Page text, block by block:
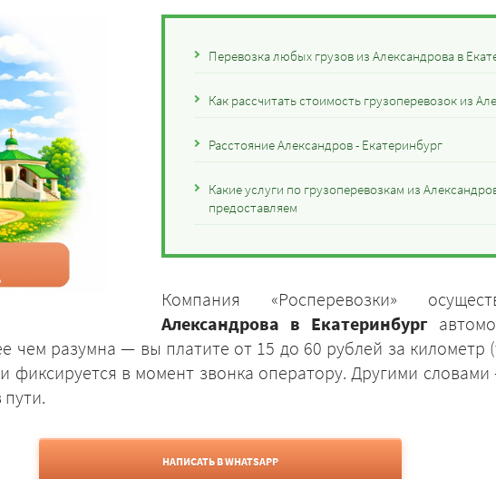
Перевозка любых грузов из Александрова в
Как рассчитать стоимость грузоперевозок из
Расстояние Александров - Екатеринбург
Какие услуги по грузоперевозкам из
предоставляем
Компания «Росперевозки»
Александрова в Екатеринбург
чем разумна — вы платите от 15 до 60 рублей за километр
фиксируется в момент звонка оператору. Другими
НАПИСАТЬ В WHATSAPP